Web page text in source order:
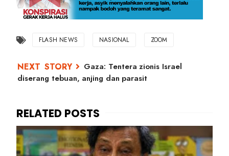
FLASH NEWS NASIONAL ZOOM
Gaza: Tentera zionis Israel
diserang tebuan, anjing dan parasit